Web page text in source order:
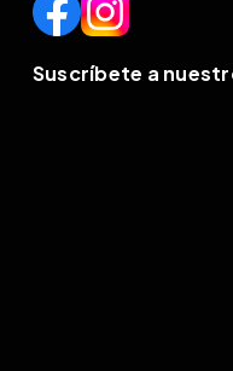
Suscríbete a